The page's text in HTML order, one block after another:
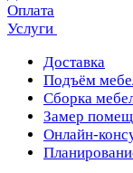
Оплата
Услуги
Доставка
Подъём
Сборка
Замер
Онлайн-